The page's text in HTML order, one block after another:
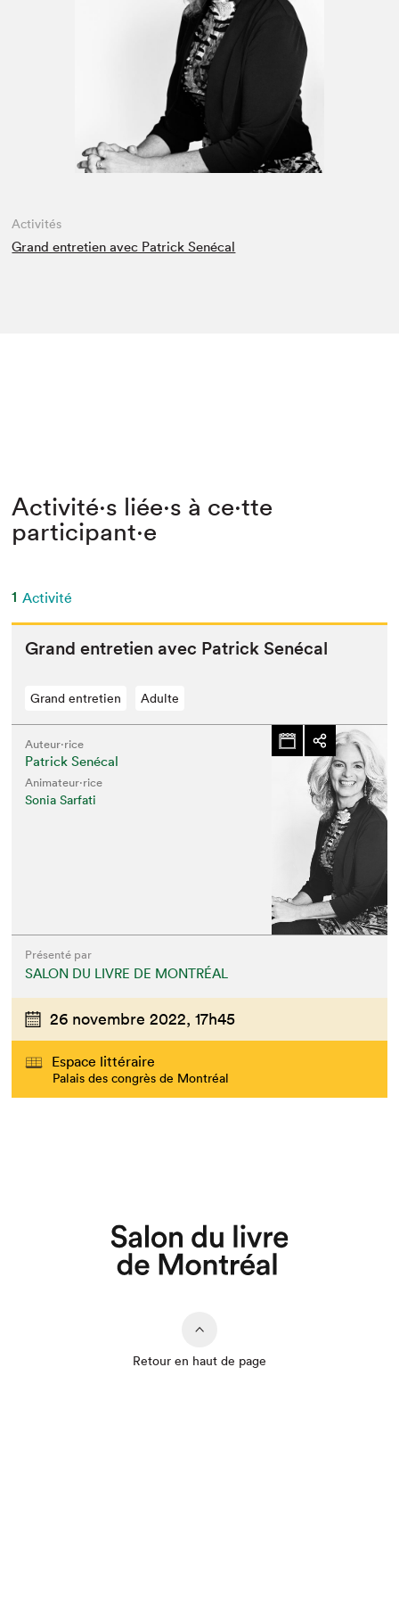
Espace enseignant·e·s
Activités
Grand entretien avec Patrick Senécal
Activité⋅s liée⋅s à ce⋅tte
participant⋅e
1 Activité
Grand entre­tien avec Patrick Senécal
Grand entretien Adulte
Auteur·rice
Patrick Senécal
Animateur⋅rice
Sonia Sarfati
Présenté par
SALON DU LIVRE DE MONTRÉAL
26 novembre 2022, 17h45
Espace littéraire
Palais des congrès de Montréal
Retour en haut de page